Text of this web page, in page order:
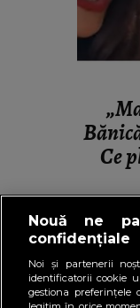
Ce
Nouă ne
confidențiale
Noi și partenerii
identificatorii cookie
gestiona preferințele